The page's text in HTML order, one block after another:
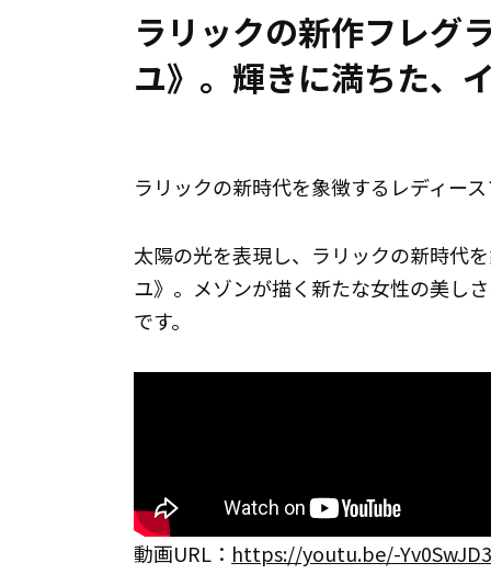
ラリックの新作フレグ
ユ》。輝きに満ちた、
ラリックの新時代を象徴するレディー
太陽の光を表現し、ラリックの新時代
ユ》。メゾンが描く新たな女性の美し
です。
動画URL： https://youtu.be/-